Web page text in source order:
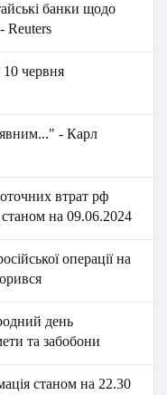
банки щодо
Reuters
10 червня
- Карл
втрат рф
станом на 09.06.2024
операції на
день
та забобони
станом на 22.30